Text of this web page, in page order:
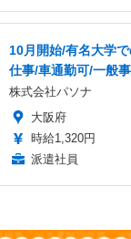
10月開始/有名大学
仕事/車通勤可/一般
株式会社パソナ
大阪府
時給1,320円
派遣社員